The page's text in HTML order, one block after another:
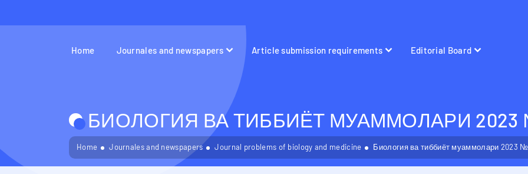
Home Journales and newspapers Article submission requirements Editorial Board
БИОЛОГИЯ ВА ТИББИЁТ МУАММОЛАРИ 2023
Home Journales and newspapers Journal problems of biology and medicine Биология ва тиббиёт муаммолари 2023